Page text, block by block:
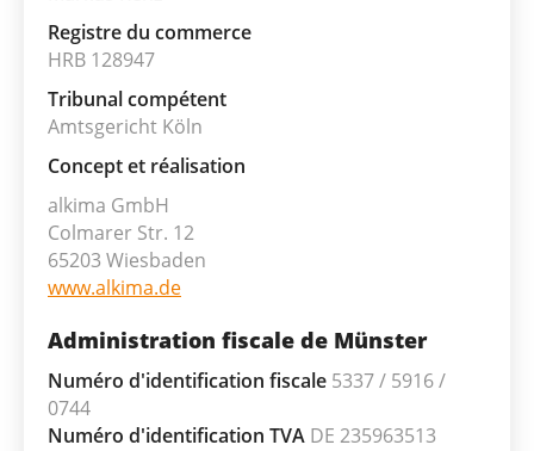
Registre du commerce
HRB 128947
Tribunal compétent
Amtsgericht Köln
Concept et réalisation
alkima GmbH
Colmarer Str. 12
65203 Wiesbaden
www.alkima.de
Administration fiscale de Münster
Numéro d'identification fiscale 5337 / 5916 /
0744
Numéro d'identification TVA DE 235963513